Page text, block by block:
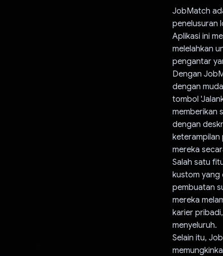
JobMatch
penelusuran
Aplikasi ini
melelahkan
pengantar
Dengan
dengan
tombol
memberikan
dengan
keterampilan
mereka
Salah satu
kustom yang
pembuatan
mereka
karier
menyeluruh.
Selain itu,